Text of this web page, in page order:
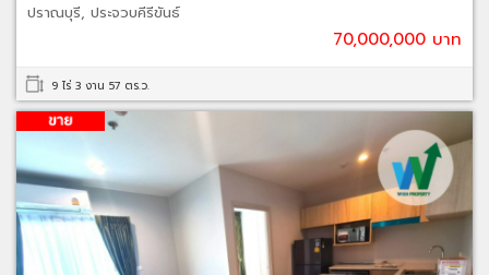
ปราณบุรี, ประจวบคีรีขันธ์
70,000,000 บาท
9 ไร่ 3 งาน 57 ตร.ว.